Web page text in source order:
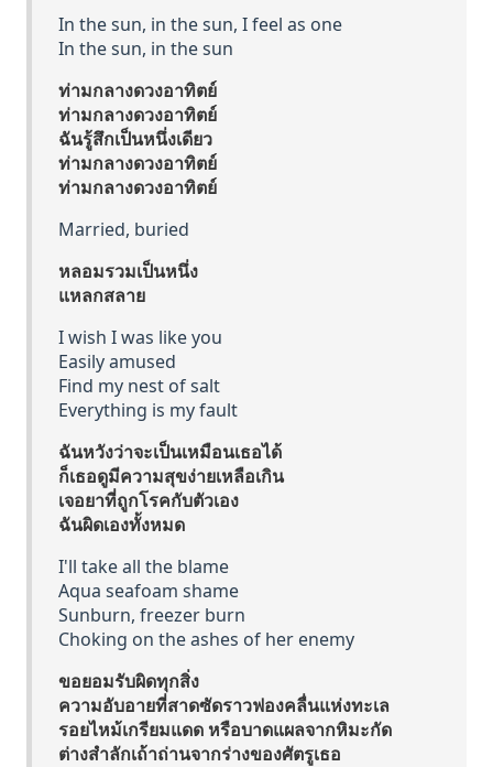
In the sun, in the sun, I feel as one
In the sun, in the sun
ท่ามกลางดวงอาทิตย์
ท่ามกลางดวงอาทิตย์
ฉันรู้สึกเป็นหนึ่งเดียว
ท่ามกลางดวงอาทิตย์
ท่ามกลางดวงอาทิตย์
Married, buried
หลอมรวมเป็นหนึ่ง
แหลกสลาย
I wish I was like you
Easily amused
Find my nest of salt
Everything is my fault
ฉันหวังว่าจะเป็นเหมือนเธอได้
ก็เธอดูมีความสุขง่ายเหลือเกิน
เจอยาที่ถูกโรคกับตัวเอง
ฉันผิดเองทั้งหมด
I'll take all the blame
Aqua seafoam shame
Sunburn, freezer burn
Choking on the ashes of her enemy
ขอยอมรับผิดทุกสิ่ง
ความอับอายที่สาดซัดราวฟองคลื่นแห่งทะเล
รอยไหม้เกรียมแดด หรือบาดแผลจากหิมะกัด
ต่างสำลักเถ้าถ่านจากร่างของศัตรูเธอ